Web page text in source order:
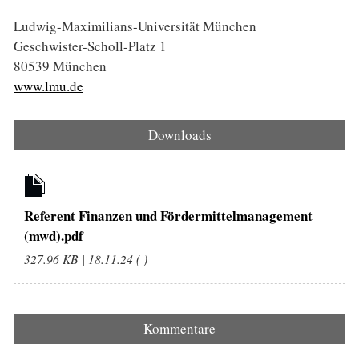
Ludwig-Maximilians-Universität München
Geschwister-Scholl-Platz 1
80539 München
www.lmu.de
Downloads
Referent Finanzen und Fördermittelmanagement
(mwd).pdf
327.96 KB | 18.11.24 ( )
Kommentare